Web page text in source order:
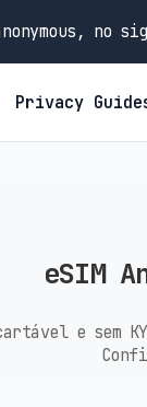
no
Privacy
eSIM
e